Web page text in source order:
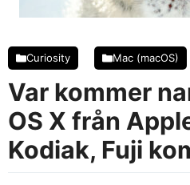
Curiosity Mac (macOS)
Var kommer
OS X från
Kodiak, Fuji